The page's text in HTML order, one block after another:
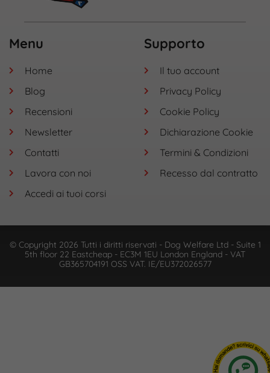
Menu
Home
Blog
Recensioni
Newsletter
Contatti
Lavora con noi
Accedi ai tuoi corsi
Supporto
Il tuo account
Privacy Policy
Cookie Policy
Dichiarazione Cookie
Termini & Condizioni
Recesso dal contratto
© Copyright 2026 Tutti i diritti riservati - Dog Welfare Ltd - Suite 1
5th floor 22 Eastcheap - EC3M 1EU London England - VAT
GB365704191 OSS VAT. IE/EU372026577